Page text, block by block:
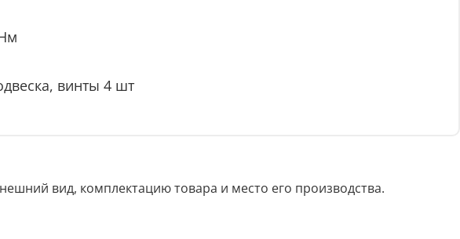
винты 4 шт
вид, комплектацию товара и место его производства.